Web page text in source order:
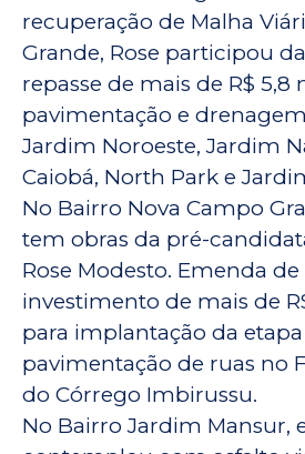
recuperação de Malha
Grande, Rose participou
repasse de mais de R$ 5,8
pavimentação e
Jardim Noroeste, Jardim
Caiobá, North Park e
No Bairro Nova Campo
tem obras da pré-
Rose Modesto. Emenda
investimento de mais de
para implantação da
pavimentação de ruas no
do Córrego Imbirussu.
No Bairro Jardim Mansur,